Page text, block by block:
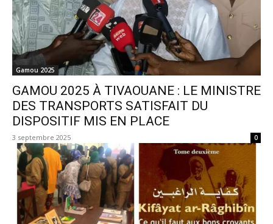
Gamou 2025
GAMOU 2025 À TIVAOUANE : LE MINISTRE
DES TRANSPORTS SATISFAIT DU
DISPOSITIF MIS EN PLACE
3 septembre 2025 0